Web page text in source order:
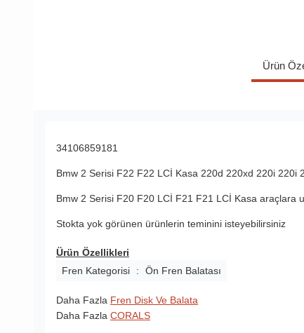
Ürün
34106859181
Bmw 2 Serisi F22 F22 LCİ Kasa 220d 220xd 220i 220i
Bmw 2 Serisi F20 F20 LCİ F21 F21 LCİ Kasa araçlara
Stokta yok görünen ürünlerin teminini isteyebilirsiniz
Ürün Özellikleri
Fren Kategorisi
: Ön Fren Balatası
Daha Fazla Fren Disk Ve Balata
Daha Fazla CORALS